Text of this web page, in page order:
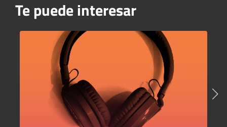
Te puede interesar